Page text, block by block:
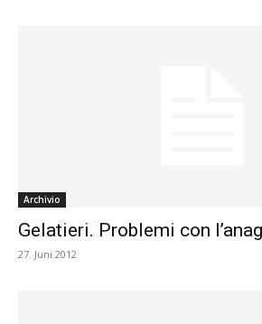
Archivio
Gelatieri. Problemi con
27. Juni 2012